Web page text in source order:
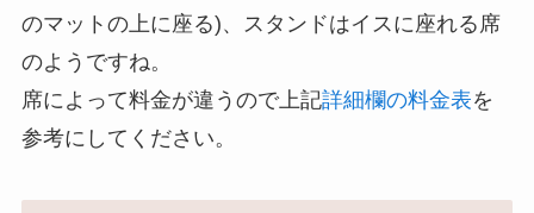
のマットの上に座る)、スタンドはイスに座れる席
のようですね。
席によって料金が違うので上記詳細欄の料金表を
参考にしてください。